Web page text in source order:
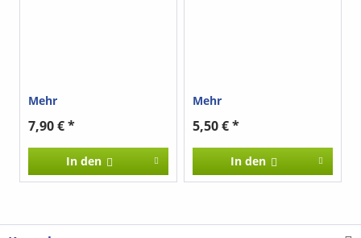
Mehr
7,90 € *
In den
Mehr
5,50 € *
In den